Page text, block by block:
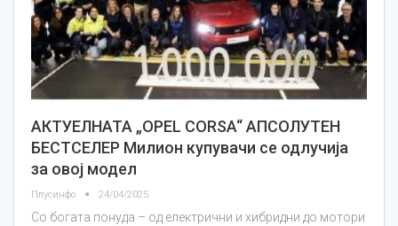
АКТУЕЛНАТА „OPEL CORSA“ АПСОЛУТЕН
БЕСТСЕЛЕР Милион купувачи се одлучија
за овој модел
Плусинфо 24/04/2025
Со богата понуда – од електрични и хибридни до мотори